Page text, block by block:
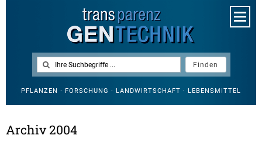
PFLANZEN · FORSCHUNG · LANDWIRTSCHAFT · LEBENSMITTEL
Archiv 2004